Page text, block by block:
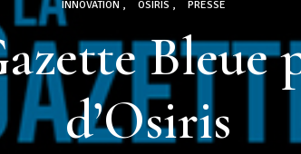
INNOVATION OSIRIS PRESSE
Bleue
d’Osiris